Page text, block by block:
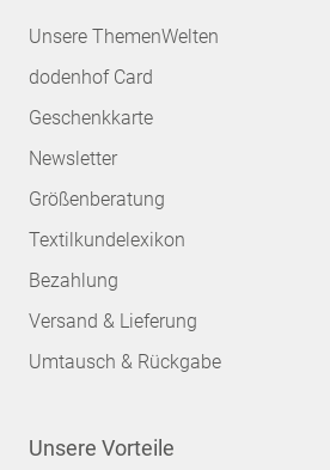
Unsere ThemenWelten
dodenhof Card
Geschenkkarte
Newsletter
Größenberatung
Textilkundelexikon
Bezahlung
Versand & Lieferung
Umtausch & Rückgabe
Unsere Vorteile